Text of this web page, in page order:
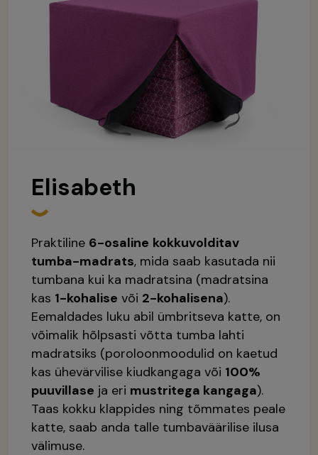
Elisabeth
Praktiline 6-osaline kokkuvolditav
tumba-madrats, mida saab kasutada nii
tumbana kui ka madratsina (madratsina
kas 1-kohalise või 2-kohalisena).
Eemaldades luku abil ümbritseva katte, on
võimalik hõlpsasti võtta tumba lahti
madratsiks (poroloonmoodulid on kaetud
kas ühevärvilise kiudkangaga või 100%
puuvillase ja eri mustritega kangaga).
Taas kokku klappides ning tõmmates peale
katte, saab anda talle tumbaväärilise ilusa
välimuse.